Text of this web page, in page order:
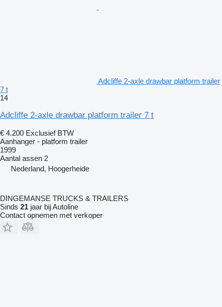
Adcliffe 2-axle drawbar platform trailer
7 t
14
Adcliffe 2-axle drawbar platform trailer 7 t
€ 4.200 Exclusief BTW
Aanhanger - platform trailer
1999
Aantal assen 2
Nederland, Hoogerheide
DINGEMANSE TRUCKS & TRAILERS
Sinds 21 jaar bij Autoline
Contact opnemen met verkoper